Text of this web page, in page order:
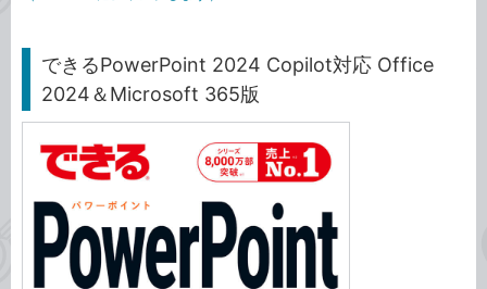
できるPowerPoint 2024 Copilot対応 Office
2024＆Microsoft 365版